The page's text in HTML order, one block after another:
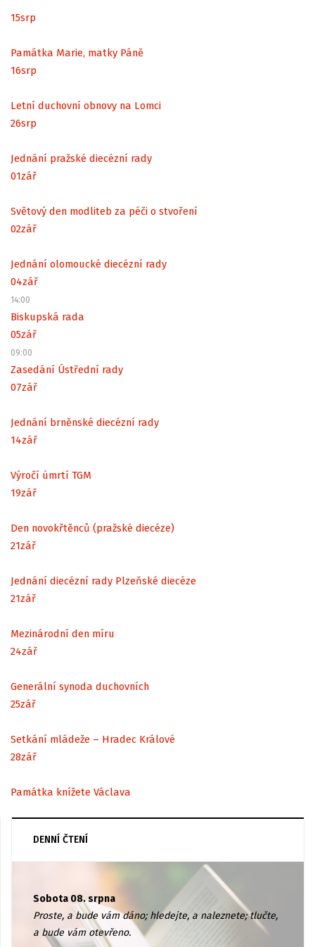
15srp
Památka Marie, matky Páně
16srp
Letní duchovní obnovy na Lomci
26srp
Jednání pražské diecézní rady
01zář
Světový den modliteb za péči o stvoření
02zář
Jednání olomoucké diecézní rady
04zář
14:00
Biskupská rada
05zář
09:00
Zasedání Ústřední rady
07zář
Jednání brněnské diecézní rady
14zář
Výročí úmrtí TGM
19zář
Den novokřtěnců (pražské diecéze)
21zář
Jednání diecézní rady Plzeňské diecéze
21zář
Mezinárodní den míru
24zář
Generální synoda duchovních
25zář
Setkání mládeže – Hradec Králové
28zář
Památka knížete Václava
DENNÍ ČTENÍ
Sobota 08. srpna
Proste, a bude vám dáno; hledejte, a naleznete; tlučte,
a bude vám otevřeno.